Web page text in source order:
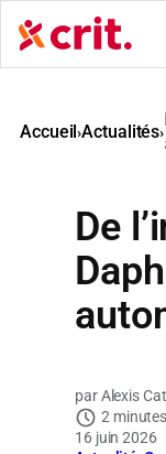
Aller
au
contenu
Accueil›Actualités›
De
Alexis
2 minutes
16 juin 2026